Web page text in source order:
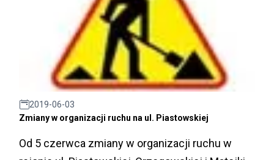
2019-06-03
Zmiany w organizacji ruchu na ul. Piastowskiej
Od 5 czerwca zmiany w organizacji ruchu w